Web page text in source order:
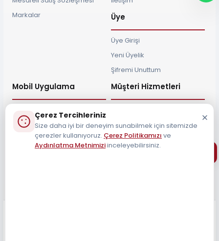
Markalar
Üye
Üye Girişi
Yeni Üyelik
Şifremi Unuttum
Mobil Uygulama Müşteri Hizmetleri
Müşteri Destek Hattı
Çerez Tercihleriniz
Size daha iyi bir deneyim sunabilmek için sitemizde
çerezler kullanıyoruz. Çerez Politikamızı ve
Aydınlatma Metnimiziinceleyebilirsiniz.